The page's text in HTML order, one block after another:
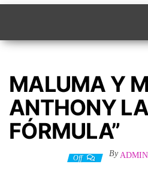
MALUMA Y
ANTHONY
FÓRMULA”
Off By ADMIN